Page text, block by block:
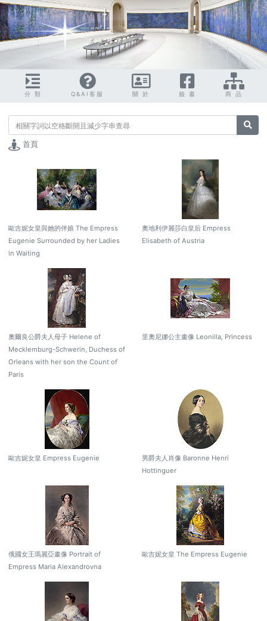
分 類 Q&AI客服 關 於 臉 書 商 品
搜尋
首頁
歐吉妮女皇與她的伴娘 The Empress
Eugenie Surrounded by her Ladies
in Waiting
奧地利伊麗莎白皇后 Empress
Elisabeth of Austria
奧爾良公爵夫人母子 Helene of
Mecklemburg-Schwerin, Duchess of
Orleans with her son the Count of
Paris
里奧尼娜公主畫像 Leonilla, Princess
歐吉妮女皇 Empress Eugenie
男爵夫人肖像 Baronne Henri
Hottinguer
俄國女王瑪麗亞畫像 Portrait of
Empress Maria Alexandrovna
歐吉妮女皇 The Empress Eugenie